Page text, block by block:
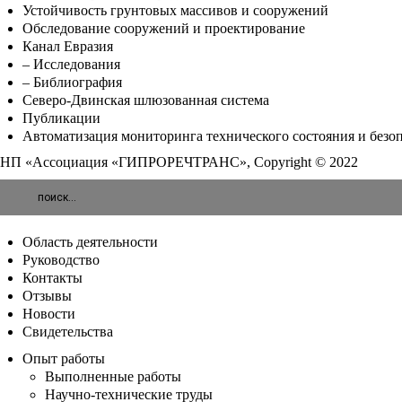
Устойчивость грунтовых массивов и сооружений
Обследование сооружений и проектирование
Канал Евразия
– Исследования
– Библиография
Северо-Двинская шлюзованная система
Публикации
Автоматизация мониторинга технического состояния и
НП «Ассоциация «ГИПРОРЕЧТРАНС», Copyright © 2022
Область деятельности
Руководство
Контакты
Отзывы
Новости
Свидетельства
Опыт работы
Выполненные работы
Научно-технические труды